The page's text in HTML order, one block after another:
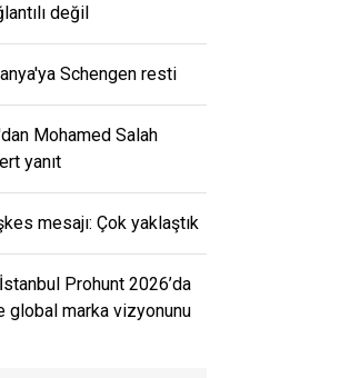
değil
Schengen resti
Mohamed Salah
yanıt
mesajı: Çok yaklaştık
Prohunt 2026’da
global marka vizyonunu